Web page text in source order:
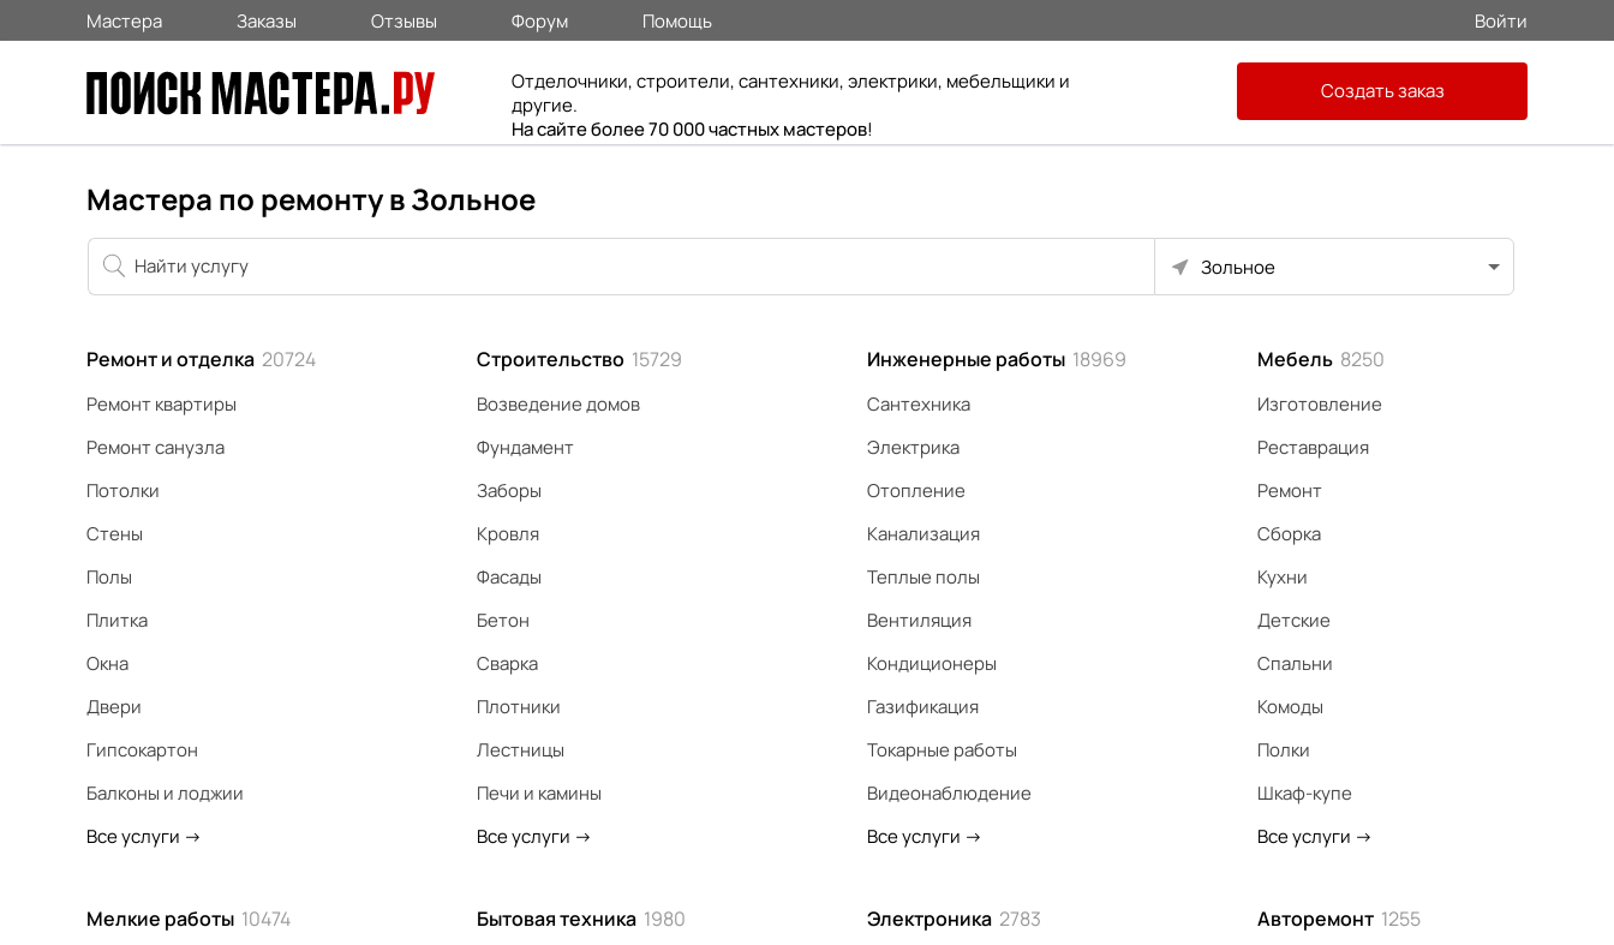
Мастера Заказы Отзывы Форум Помощь Войти
Отделочники, строители, сантехники, электрики, мебельщики и
другие.
На сайте более 70 000 частных мастеров!
Создать заказ
Мастера по ремонту в Зольное
Зольное
Ремонт и отделка 20724
Ремонт квартиры
Ремонт санузла
Потолки
Стены
Полы
Плитка
Окна
Двери
Гипсокартон
Балконы и лоджии
Все услуги ->
Строительство 15729
Возведение домов
Фундамент
Заборы
Кровля
Фасады
Бетон
Сварка
Плотники
Лестницы
Печи и камины
Все услуги ->
Инженерные работы 18969
Сантехника
Электрика
Отопление
Канализация
Теплые полы
Вентиляция
Кондиционеры
Газификация
Токарные работы
Видеонаблюдение
Все услуги ->
Мебель 8250
Изготовление
Реставрация
Ремонт
Сборка
Кухни
Детские
Спальни
Комоды
Полки
Шкаф-купе
Все услуги ->
Мелкие работы 10474 Бытовая техника 1980 Электроника 2783 Авторемонт 1255